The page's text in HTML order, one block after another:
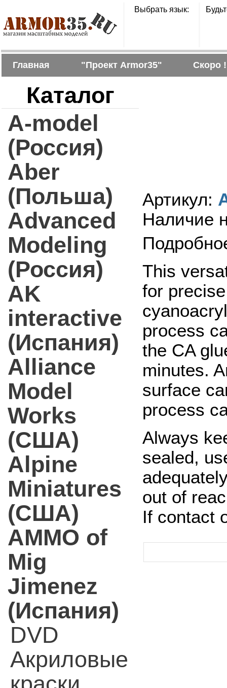
Выбрать язык:
Главная "Проект Armor35" Скоро !
Каталог
A-model
(Россия)
Aber
(Польша)
Advanced
Modeling
(Россия)
AK
interactive
(Испания)
Alliance
Model
Works
(США)
Alpine
Miniatures
(США)
AMMO of
Mig
Jimenez
(Испания)
DVD
Акриловые
Артикул:
Наличие
This
for
process
the CA
minutes.
surface
process
Always
sealed,
out of
If contact